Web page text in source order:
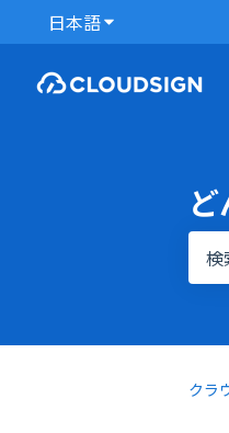
日本語翻訳のサブメニ
クラ